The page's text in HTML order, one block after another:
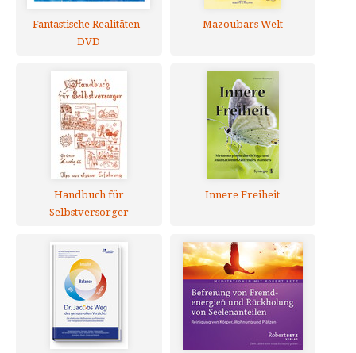
Fantastische Realitäten -
DVD
Mazoubars Welt
Handbuch für
Selbstversorger
Innere Freiheit